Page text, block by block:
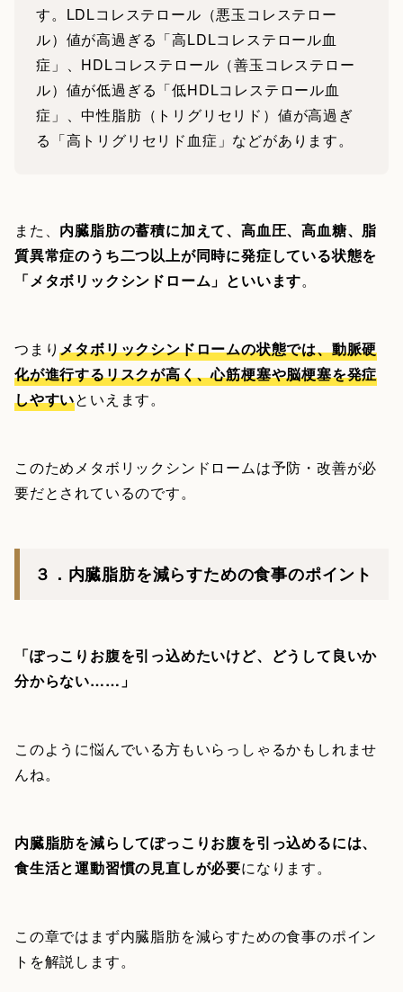
す。LDLコレステロール（悪玉コレステロー
ル）値が高過ぎる「高LDLコレステロール血
症」、HDLコレステロール（善玉コレステロー
ル）値が低過ぎる「低HDLコレステロール血
症」、中性脂肪（トリグリセリド）値が高過ぎ
る「高トリグリセリド血症」などがあります。
また、 内臓脂肪の蓄積に加えて、高血圧、高血糖、脂
質異常症のうち二つ以上が同時に発症している状態を
「メタボリックシンドローム」といいます。
つまりメタボリックシンドロームの状態では、動脈硬
化が進行するリスクが高く、心筋梗塞や脳梗塞を発症
しやすいといえます。
このためメタボリックシンドロームは予防・改善が必
要だとされているのです。
３．内臓脂肪を減らすための食事のポイント
「ぽっこりお腹を引っ込めたいけど、どうして良いか
分からない……」
このように悩んでいる方もいらっしゃるかもしれませ
んね。
内臓脂肪を減らしてぽっこりお腹を引っ込めるには、
食生活と運動習慣の見直しが必要になります。
この章ではまず内臓脂肪を減らすための食事のポイン
トを解説します。